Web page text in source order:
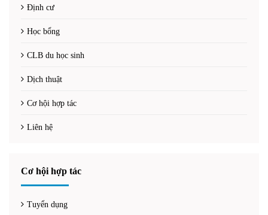
Định cư
Học bổng
CLB du học sinh
Dịch thuật
Cơ hội hợp tác
Liên hệ
Cơ hội hợp tác
Tuyển dụng